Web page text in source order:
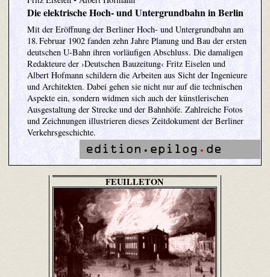
Die elektrische Hoch- und Untergrundbahn in Berlin
Mit der Eröffnung der Berliner Hoch- und Untergrundbahn am
18. Februar 1902 fanden zehn Jahre Planung und Bau der ersten
deutschen U-Bahn ihren vorläufigen Abschluss. Die damaligen
Redakteure der ›Deutschen Bauzeitung‹ Fritz Eiselen und
Albert Hofmann schildern die Arbeiten aus Sicht der Ingenieure
und Architekten. Dabei gehen sie nicht nur auf die technischen
Aspekte ein, sondern widmen sich auch der künstlerischen
Ausgestaltung der Strecke und der Bahnhöfe. Zahlreiche Fotos
und Zeichnungen illustrieren dieses Zeitdokument der Berliner
Verkehrsgeschichte.
FEUILLETON